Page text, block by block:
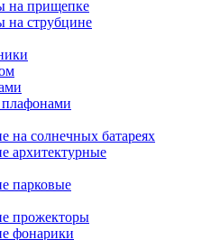
на прищепке
на струбцине
на солнечных батареях
архитектурные
парковые
прожекторы
фонарики